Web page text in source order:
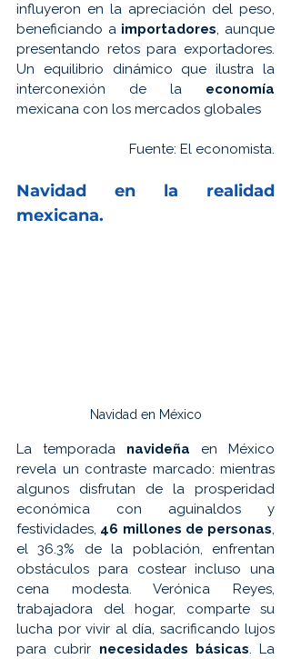
influyeron en la apreciación del peso,
beneficiando a importadores, aunque
presentando retos para exportadores.
Un equilibrio dinámico que ilustra la
interconexión de la
mexicana con los mercados globales
Fuente: El economista.
Navidad en la realidad
mexicana.
Navidad en México
La temporada navideña en México
revela un contraste marcado: mientras
algunos disfrutan de la prosperidad
económica con aguinaldos y
festividades, 46 millones de personas
el 36.3% de la población, enfrentan
obstáculos para costear incluso una
cena modesta. Verónica Reyes,
trabajadora del hogar, comparte su
lucha por vivir al día, sacrificando lujos
para cubrir necesidades básicas . La